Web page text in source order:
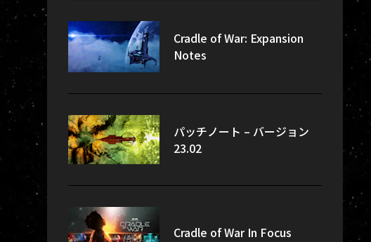
Cradle of War: Expansion
Notes
パッチノート – バージョン
23.02
Cradle of War In Focus